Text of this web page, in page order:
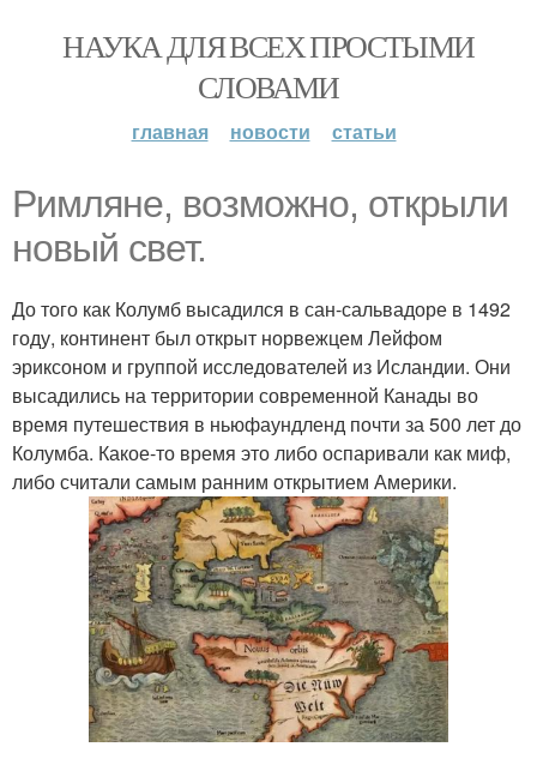
НАУКА ДЛЯ ВСЕХ ПРОСТЫМИ
СЛОВАМИ
главная новости статьи
Римляне, возможно, открыли
новый свет.
До того как Колумб высадился в сан-сальвадоре в 1492
году, континент был открыт норвежцем Лейфом
эриксоном и группой исследователей из Исландии. Они
высадились на территории современной Канады во
время путешествия в ньюфаундленд почти за 500 лет до
Колумба. Какое-то время это либо оспаривали как миф,
либо считали самым ранним открытием Америки.